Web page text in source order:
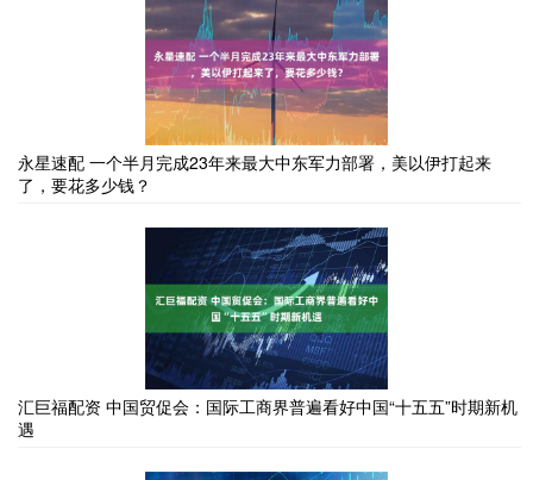
永星速配 一个半月完成23年来最大中东军力部署，美以伊打起来
了，要花多少钱？
汇巨福配资 中国贸促会：国际工商界普遍看好中国“十五五”时期新机
遇